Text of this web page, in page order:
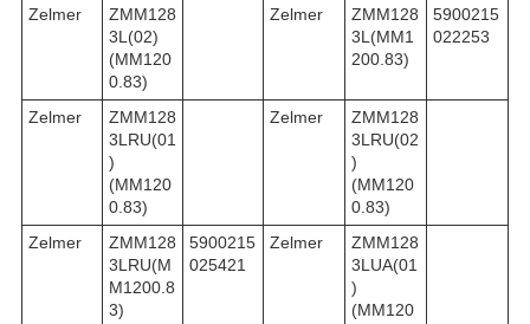
Zelmer
ZMM128
3L(02)
(MM120
0.83)
Zelmer
ZMM128
3L(MM1
200.83)
5900215
022253
Zelmer
ZMM128
3LRU(01
)
(MM120
0.83)
Zelmer
ZMM128
3LRU(02
)
(MM120
0.83)
Zelmer
ZMM128
3LRU(M
M1200.8
3)
5900215
025421
Zelmer
ZMM128
3LUA(01
)
(MM120